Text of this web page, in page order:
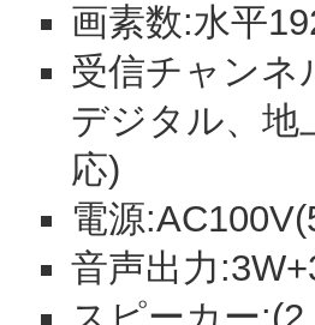
画素数:水平
受信チャンネ
デジタル、地
応)
電源
音声出力